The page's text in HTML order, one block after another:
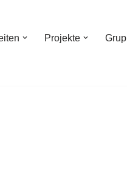
Projekte